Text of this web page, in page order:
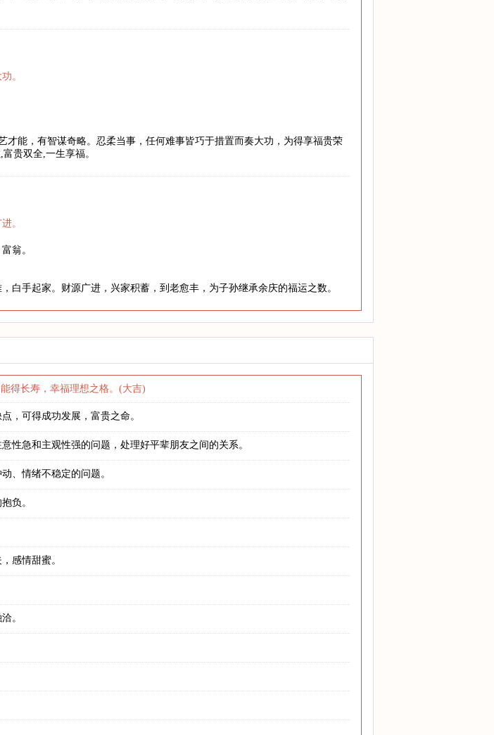
。
才能，有智谋奇略。忍柔当事，任何难事皆巧于措置而奏大功，为得享福贵荣
贵双全,一生享福。
。
翁。
白手起家。财源广进，兴家积蓄，到老愈丰，为子孙继承余庆的福运之数。
得长寿，幸福理想之格。(大吉)
，可得成功发展，富贵之命。
性急和主观性强的问题，处理好平辈朋友之间的关系。
、情绪不稳定的问题。
负。
感情甜蜜。
。